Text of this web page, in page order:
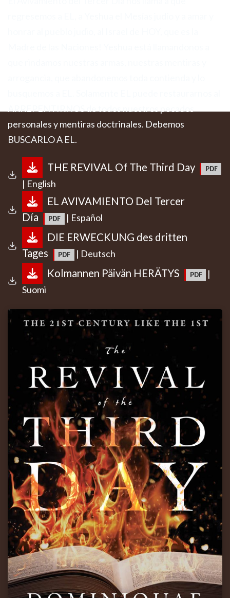
personales y mentiras doctrinales. Debemos
BUSCARLO A EL.
THE REVIVAL Of The Third Day
| English
EL AVIVAMIENTO Del Tercer
Día
| Español
DIE ERWECKUNG des dritten
Tages
| Deutsch
Kolmannen Päivän HERÄTYS
|
Suomi